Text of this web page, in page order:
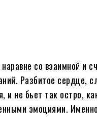
со взаимной и
Разбитое сердце,
не бьет так остро,
эмоциями.